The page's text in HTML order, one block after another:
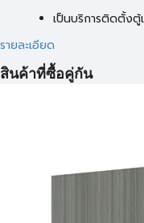
เป็นบริการติดตั้ง
รายละเอียด
สินค้าที่ซื้อคู่กัน